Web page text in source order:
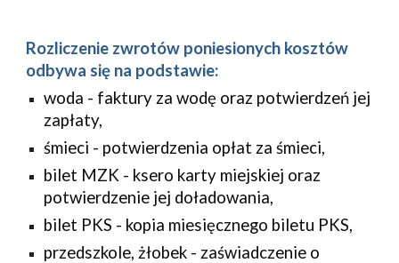
Rozliczenie zwrotów poniesionych kosztów
odbywa się na podstawie:
woda - faktury za wodę oraz potwierdzeń jej
zapłaty,
śmieci - potwierdzenia opłat za śmieci,
bilet MZK - ksero karty miejskiej oraz
potwierdzenie jej doładowania,
bilet PKS - kopia miesięcznego biletu PKS,
przedszkole, żłobek - zaświadczenie o